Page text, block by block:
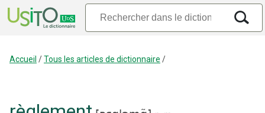
Accueil /Tous les articles de dictionnaire /